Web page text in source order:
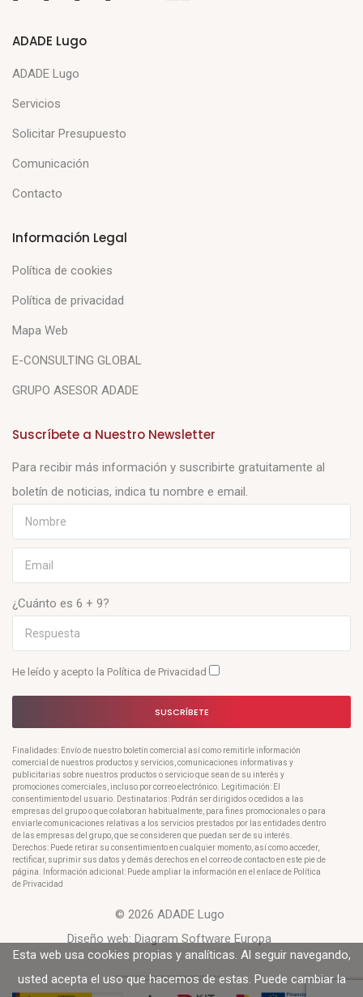
ADADE Lugo
ADADE Lugo
Servicios
Solicitar Presupuesto
Comunicación
Contacto
Información Legal
Política de cookies
Política de privacidad
Mapa Web
E-CONSULTING GLOBAL
GRUPO ASESOR ADADE
Suscríbete a Nuestro Newsletter
Para recibir más información y suscribirte gratuitamente al
boletín de noticias, indica tu nombre e email.
¿Cuánto es 6 + 9?
He leído y acepto la Política de Privacidad
SUSCRÍBETE
Finalidades: Envío de nuestro boletín comercial así como remitirle información
comercial de nuestros productos y servicios, comunicaciones informativas y
publicitarias sobre nuestros productos o servicio que sean de su interés y
promociones comerciales, incluso por correo electrónico. Legitimación: El
consentimiento del usuario. Destinatarios: Podrán ser dirigidos o cedidos a las
empresas del grupo o que colaboran habitualmente, para fines promocionales o para
enviarle comunicaciones relativas a los servicios prestados por las entidades dentro
de las empresas del grupo, que se consideren que puedan ser de su interés.
Derechos: Puede retirar su consentimiento en cualquier momento, así como acceder,
rectificar, suprimir sus datos y demás derechos en el correo de contacto en este pie de
página. Información adicional: Puede ampliar la información en el enlace de Política
de Privacidad
© 2026 ADADE Lugo
Diseño web: Diagram Software Europa
Esta web usa cookies propias y analíticas. Al seguir navegando,
usted acepta el uso que hacemos de estas. Puede cambiar la